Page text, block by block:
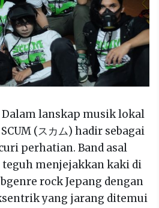
Dalam lanskap musik lokal
(スカム) hadir sebagai
perhatian. Band asal
menjejakkan kaki di
rock Jepang dengan
yang jarang ditemui